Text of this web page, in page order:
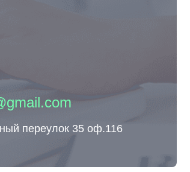
переулок 35 оф.116